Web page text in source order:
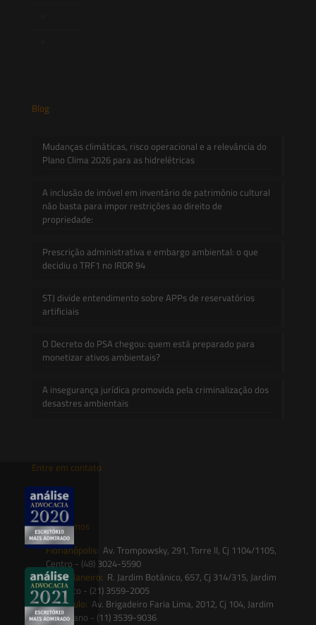
Blog
Mudanças climáticas, risco operacional e a relevância do
Plano Clima 2026 para as hidrelétricas
A inclusão de imóvel em inventário de patrimônio cultural
não basta para impor restrições ao direito de
propriedade:
Prescrição administrativa e embargo ambiental: o que
decidiu o TRF1 no IRDR 94
STJ divide entendimento sobre APPs de reservatórios
artificiais
O Decreto do PSA chegou: quem está preparado para
monetizar ativos ambientais?
A insegurança jurídica promovida pela criminalização dos
desastres ambientais
Entre em contato
contato@saesadvogados.com.br
Onde estamos
Florianópolis: Av. Trompowsky, 291, Torre II, Cj 1104/1105,
Centro - (48) 3024-5590
Rio de Janeiro: R. Jardim Botânico, 657, Cj 314/315, Jardim
Botânico - (21) 3559-2005
São Paulo: Av. Brigadeiro Faria Lima, 2012, Cj 104, Jardim
Paulistano - (11) 3539-9036